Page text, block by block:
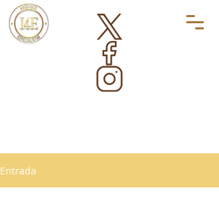
Entrada